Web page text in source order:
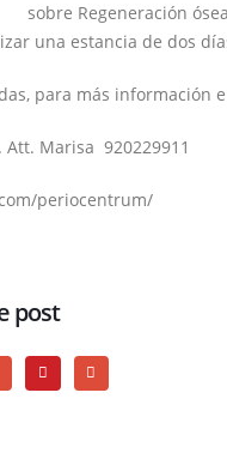
sobre Regeneración
una estancia de dos
para más información
Marisa 920229911
periocentrum/
post